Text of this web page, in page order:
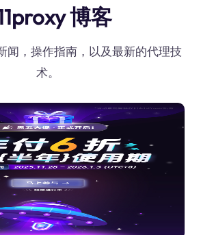
博客
闻，操作指南，以及最新的代理技
术。